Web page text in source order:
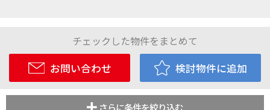
チェックした物件をまとめて
お問い合わせ
検討物件に追加
さらに条件を絞り込む